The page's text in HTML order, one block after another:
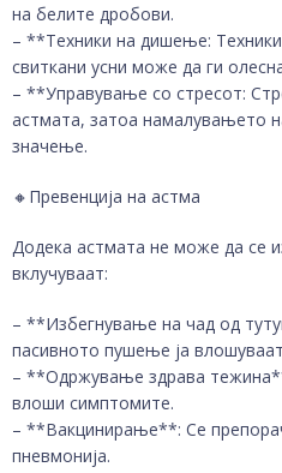
на белите дробови.
– **Техники на дишење:
свиткани усни може да ги
– **Управување со стресот:
астмата, затоа намалувањето
значење.
🔸️Превенција на астма
Додека астмата не може да се
вклучуваат:
– **Избегнување на чад од
пасивното пушење ја
– **Одржување здрава
влоши симптомите.
– **Вакцинирање**: Се
пневмонија.